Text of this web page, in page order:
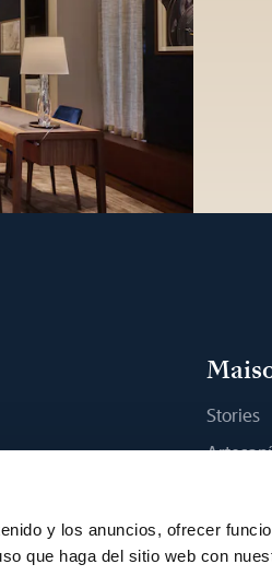
y los anuncios, ofrecer
que haga del sitio web con
Stories
Empleo